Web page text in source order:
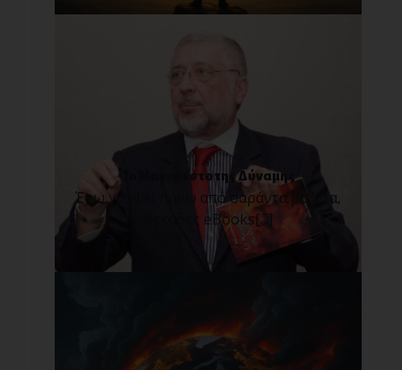
Το Μανιφέστο της Δύναμης
Έχω γράψει πάνω από σαράντα βιβλία,
δεκάδες eBooks[...]